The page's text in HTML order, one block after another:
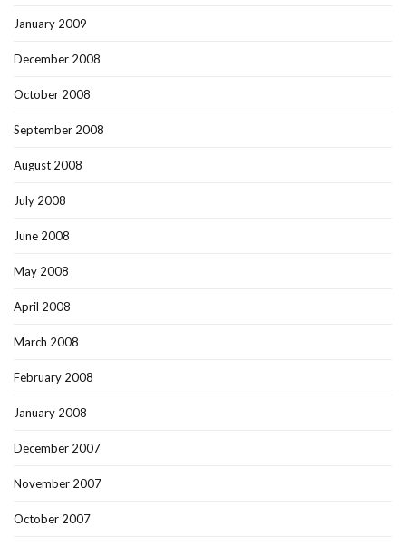
January 2009
December 2008
October 2008
September 2008
August 2008
July 2008
June 2008
May 2008
April 2008
March 2008
February 2008
January 2008
December 2007
November 2007
October 2007